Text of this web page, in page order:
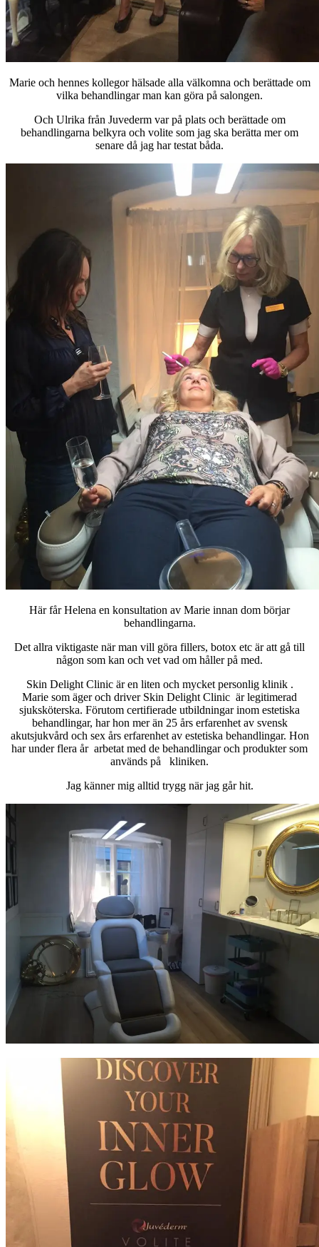
Marie och hennes kollegor hälsade alla välkomna och berättade om
vilka behandlingar man kan göra på salongen.
Och Ulrika från Juvederm var på plats och berättade om
behandlingarna belkyra och volite som jag ska berätta mer om
senare då jag har testat båda.
Här får Helena en konsultation av Marie innan dom börjar
behandlingarna.
Det allra viktigaste när man vill göra fillers, botox etc är att gå till
någon som kan och vet vad om håller på med.
Skin Delight Clinic är en liten och mycket personlig klinik .
Marie som äger och driver Skin Delight Clinic är legitimerad
sjuksköterska. Förutom certifierade utbildningar inom estetiska
behandlingar, har hon mer än 25 års erfarenhet av svensk
akutsjukvård och sex års erfarenhet av estetiska behandlingar. Hon
har under flera år arbetat med de behandlingar och produkter som
används på kliniken.
Jag känner mig alltid trygg när jag går hit.